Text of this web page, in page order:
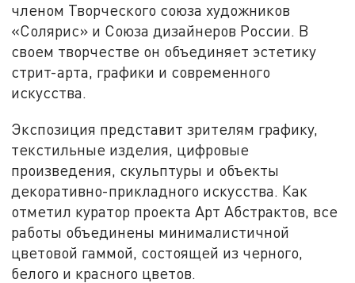
членом Творческого союза художников
«Солярис» и Союза дизайнеров России. В
своем творчестве он объединяет эстетику
стрит-арта, графики и современного
искусства.
Экспозиция представит зрителям графику,
текстильные изделия, цифровые
произведения, скульптуры и объекты
декоративно-прикладного искусства. Как
отметил куратор проекта Арт Абстрактов, все
работы объединены минималистичной
цветовой гаммой, состоящей из черного,
белого и красного цветов.